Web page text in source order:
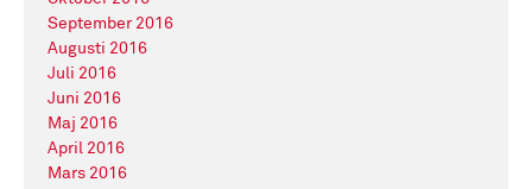
September 2016
Augusti 2016
Juli 2016
Juni 2016
Maj 2016
April 2016
Mars 2016